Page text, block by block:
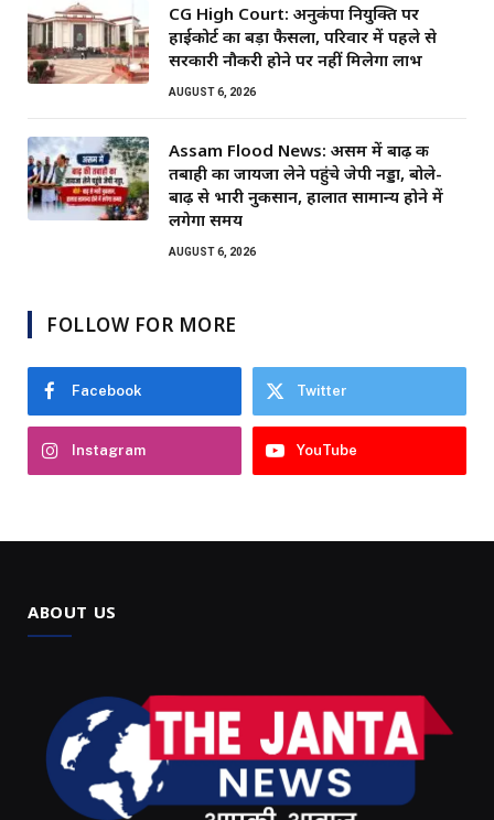
CG High Court: अनुकंपा नियुक्ति पर
हाईकोर्ट का बड़ा फैसला, परिवार में पहले से
सरकारी नौकरी होने पर नहीं मिलेगा लाभ
AUGUST 6, 2026
Assam Flood News: असम में बाढ़ की
तबाही का जायजा लेने पहुंचे जेपी नड्डा, बोले-
बाढ़ से भारी नुकसान, हालात सामान्य होने में
लगेगा समय
AUGUST 6, 2026
FOLLOW FOR MORE
Facebook Twitter
Instagram YouTube
ABOUT US